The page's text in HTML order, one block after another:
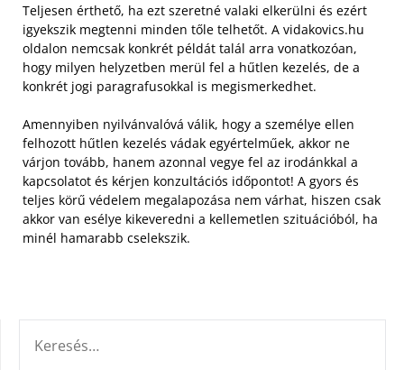
Teljesen érthető, ha ezt szeretné valaki elkerülni és ezért
igyekszik megtenni minden tőle telhetőt. A vidakovics.hu
oldalon nemcsak konkrét példát talál arra vonatkozóan,
hogy milyen helyzetben merül fel a hűtlen kezelés, de a
konkrét jogi paragrafusokkal is megismerkedhet.
Amennyiben nyilvánvalóvá válik, hogy a személye ellen
felhozott hűtlen kezelés vádak egyértelműek, akkor ne
várjon tovább, hanem azonnal vegye fel az irodánkkal a
kapcsolatot és kérjen konzultációs időpontot! A gyors és
teljes körű védelem megalapozása nem várhat, hiszen csak
akkor van esélye kikeveredni a kellemetlen szituációból, ha
minél hamarabb cselekszik.